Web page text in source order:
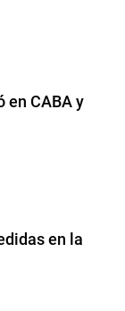
en CABA y
en la